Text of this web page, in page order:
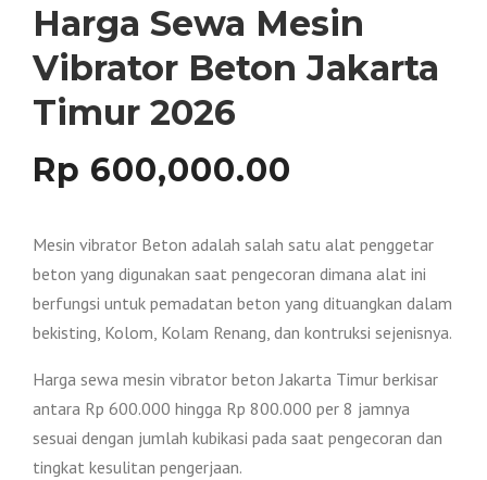
Harga Sewa Mesin
Vibrator Beton Jakarta
Timur 2026
Rp 600,000.00
Mesin vibrator Beton adalah salah satu alat penggetar
beton yang digunakan saat pengecoran dimana alat ini
berfungsi untuk pemadatan beton yang dituangkan dalam
bekisting, Kolom, Kolam Renang, dan kontruksi sejenisnya.
Harga sewa mesin vibrator beton Jakarta Timur berkisar
antara Rp 600.000 hingga Rp 800.000 per 8 jamnya
sesuai dengan jumlah kubikasi pada saat pengecoran dan
tingkat kesulitan pengerjaan.